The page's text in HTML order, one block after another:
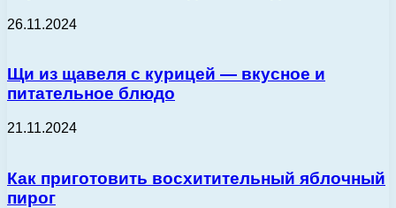
26.11.2024
Щи из щавеля с курицей — вкусное и
питательное блюдо
21.11.2024
Как приготовить восхитительный яблочный
пирог